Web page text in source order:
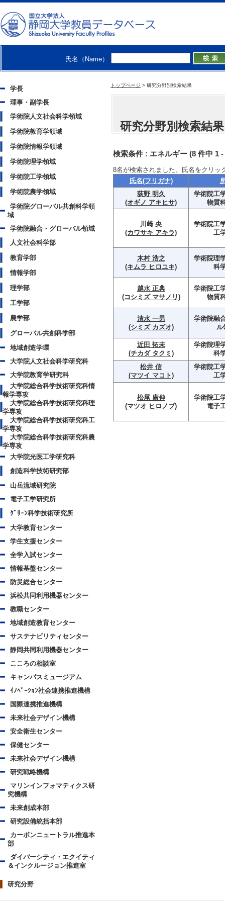
氏名（Name）
学長
理事・副学長
学術院人文社会科学領域
学術院教育学領域
学術院情報学領域
学術院理学領域
学術院工学領域
学術院農学領域
学術院グローバル共創科学領
域
学術院融合・グローバル領域
人文社会科学部
教育学部
情報学部
理学部
工学部
農学部
グローバル共創科学部
地域創造学環
大学院人文社会科学研究科
大学院教育学研究科
大学院総合科学技術研究科情
報学専攻
大学院総合科学技術研究科理
学専攻
大学院総合科学技術研究科工
学専攻
大学院総合科学技術研究科農
学専攻
大学院光医工学研究科
創造科学技術研究部
山岳流域研究院
電子工学研究所
ｸﾞﾘｰﾝ科学技術研究所
大学教育センター
学生支援センター
全学入試センター
情報基盤センター
防災総合センター
浜松共同利用機器センター
教職センター
地域創造教育センター
サステナビリティセンター
静岡共同利用機器センター
こころの相談室
キャンパスミュージアム
ｲﾉﾍﾞｰｼｮﾝ社会連携推進機構
国際連携推進機構
未来社会デザイン機構
安全衛生センター
保健センター
未来社会デザイン機構
研究戦略機構
マリンインフォマティクス研
究機構
未来創成本部
研究設備統括本部
カーボンニュートラル推進本
部
ダイバーシティ・エクイティ
＆インクルージョン推進室
研究分野
トップページ > 研究分野別検索結果
研究分野別検索結果
検索条件 : エネルギー (8 件中 1
8名が検索されました。氏名をクリッ
氏名(フリガナ)
荻野 明久
(オギノ アキヒサ)
学術院工
物質
川﨑 央
(カワサキ アキラ)
学術院工
工
木村 浩之
(キムラ ヒロユキ)
学術院理
科
越水 正典
(コシミズ マサノリ)
学術院工
物質
清水 一男
(シミズ カズオ)
学術院融
ル
近田 拓未
(チカダ タクミ)
学術院理
科
松井 信
(マツイ マコト)
学術院工
工
松尾 廣伸
(マツオ ヒロノブ)
学術院工
電子